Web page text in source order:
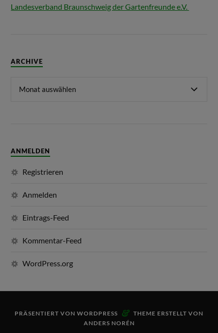
Landesverband Braunschweig der Gartenfreunde e.V.
ARCHIVE
ANMELDEN
Registrieren
Anmelden
Eintrags-Feed
Kommentar-Feed
WordPress.org
PRÄSENTIERT VON WORDPRESS & THEME ERSTELLT VON
ANDERS NORÉN